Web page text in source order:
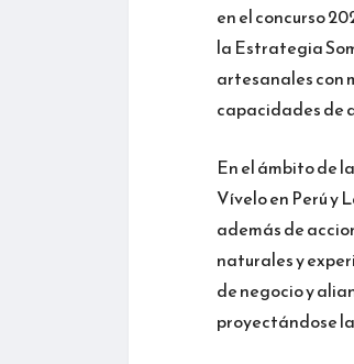
en el concurso
la Estrategia
artesanales con
capacidades de
En el ámbito de
Vívelo en Perú y
además de
naturales y
de negocio y
proyectándose